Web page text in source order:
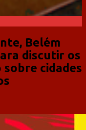
Belém
discutir os
cidades